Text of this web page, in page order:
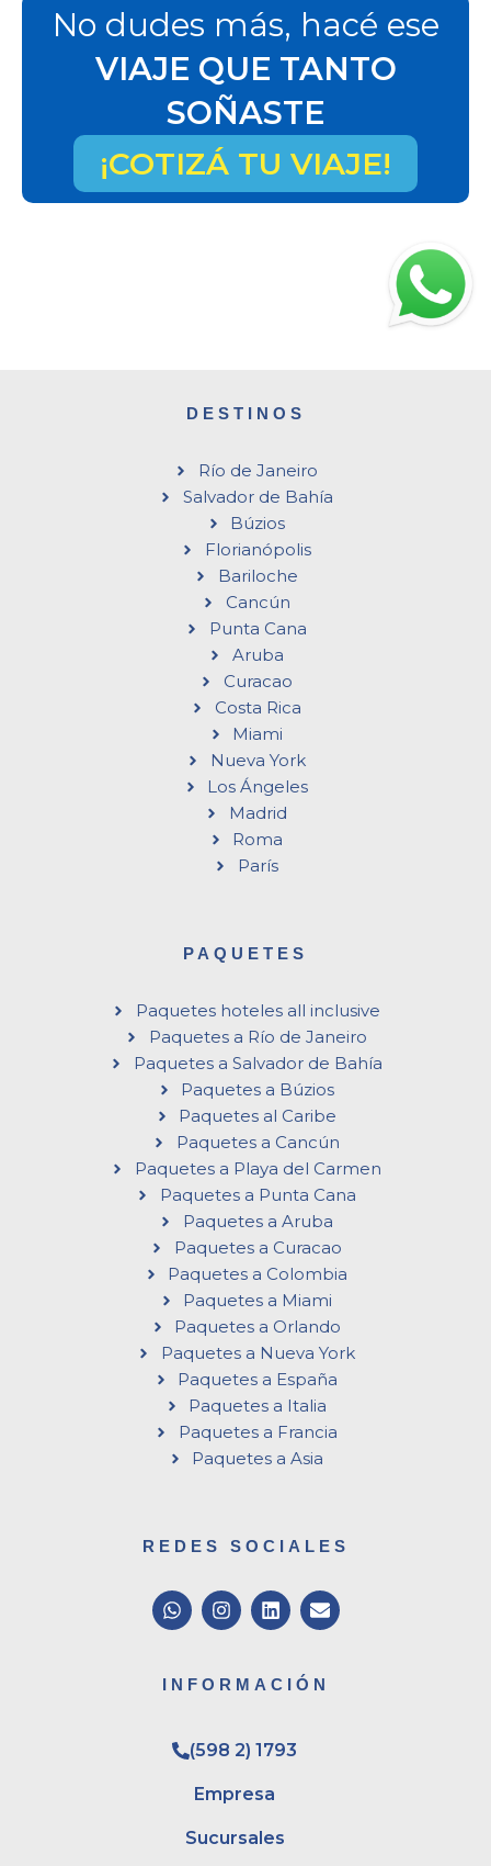
No dudes más, hacé ese
VIAJE QUE TANTO
SOÑASTE
¡COTIZÁ TU VIAJE!
DESTINOS
Río de Janeiro
Salvador de Bahía
Búzios
Florianópolis
Bariloche
Cancún
Punta Cana
Aruba
Curacao
Costa Rica
Miami
Nueva York
Los Ángeles
Madrid
Roma
París
PAQUETES
Paquetes hoteles all inclusive
Paquetes a Río de Janeiro
Paquetes a Salvador de Bahía
Paquetes a Búzios
Paquetes al Caribe
Paquetes a Cancún
Paquetes a Playa del Carmen
Paquetes a Punta Cana
Paquetes a Aruba
Paquetes a Curacao
Paquetes a Colombia
Paquetes a Miami
Paquetes a Orlando
Paquetes a Nueva York
Paquetes a España
Paquetes a Italia
Paquetes a Francia
Paquetes a Asia
REDES SOCIALES
W
h
s
a
p
I
n
a
g
a
m
L
i
e
d
n
E
n
l
o
INFORMACIÓN
(598 2) 1793
Empresa
Sucursales